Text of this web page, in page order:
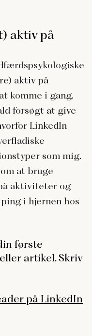
aktiv på
aktiv på
komme i gang.
forsøgt at give
LinkedIn
som mig.
at bruge
aktiviteter og
i hjernen hos
første
artikel. Skriv
på LinkedIn